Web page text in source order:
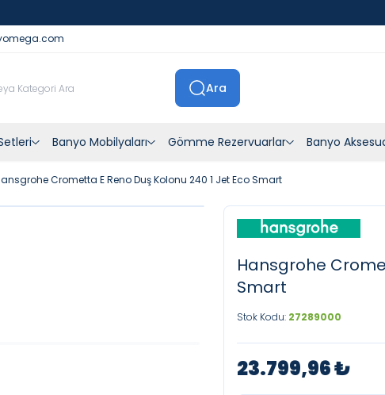
Ara
Banyo Mobilyaları Gömme Rezervuarlar Banyo
Crometta E Reno Duş Kolonu 240 1 Jet Eco Smart
Hansgrohe
Smart
Stok Kodu: 27289000
23.799,96₺